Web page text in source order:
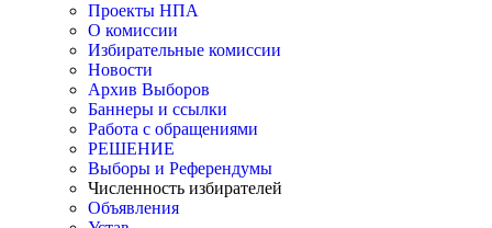
Проекты НПА
О комиссии
Избирательные комиссии
Новости
Архив Выборов
Баннеры и ссылки
Работа с обращениями
РЕШЕНИЕ
Выборы и Референдумы
Численность избирателей
Объявления